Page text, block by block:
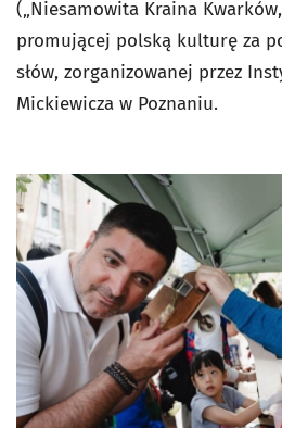
(„Niesamowita Kraina
promującej polską kulturę za
słów, zorganizowanej przez
Mickiewicza w Poznaniu.